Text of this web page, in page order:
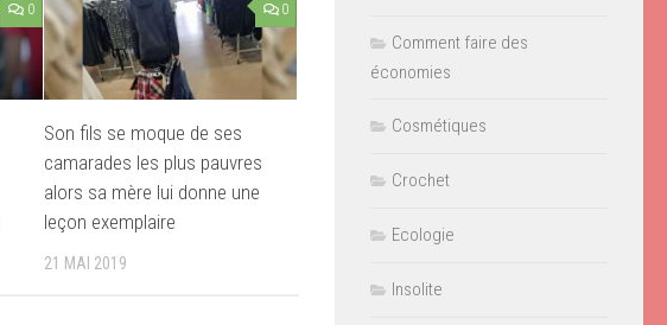
0 0
Son fils se moque de ses
camarades les plus pauvres
alors sa mère lui donne une
leçon exemplaire
21 MAI 2019
Comment faire des
économies
Cosmétiques
Crochet
Ecologie
Insolite